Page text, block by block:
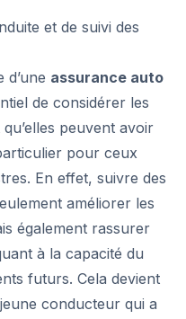
et de suivi des
assurance auto
de considérer les
peuvent avoir
pour ceux
En effet, suivre des
améliorer les
également rassurer
à la capacité du
futurs. Cela devient
conducteur qui a